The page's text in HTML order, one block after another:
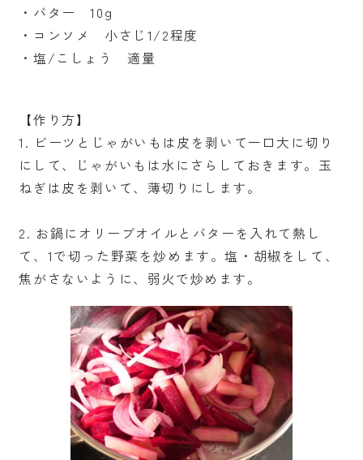
・バター 10g
・コンソメ 小さじ1/2程度
・塩/こしょう 適量
【作り方】
1. ビーツとじゃがいもは皮を剥いて一口大に切り
にして、じゃがいもは水にさらしておきます。玉
ねぎは皮を剥いて、薄切りにします。
2. お鍋にオリーブオイルとバターを入れて熱し
て、1で切った野菜を炒めます。塩・胡椒をして、
焦がさないように、弱火で炒めます。